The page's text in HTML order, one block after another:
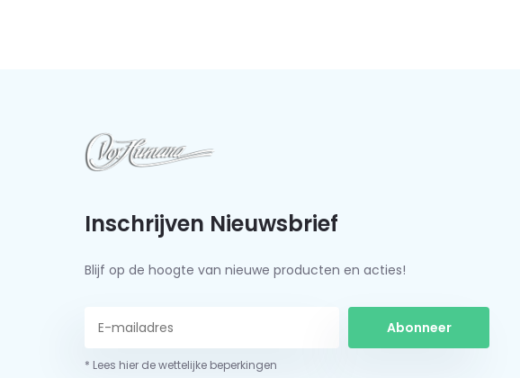
Inschrijven Nieuwsbrief
Blijf op de hoogte van nieuwe producten en acties!
Abonneer
* Lees hier de wettelijke beperkingen